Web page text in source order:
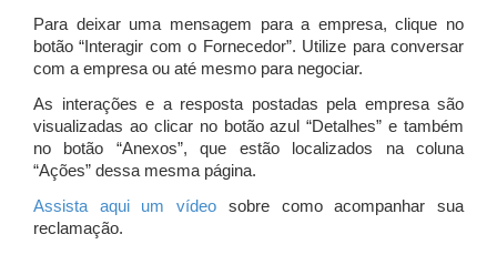
Para deixar uma mensagem para a empresa, clique no
botão “Interagir com o Fornecedor”. Utilize para conversar
com a empresa ou até mesmo para negociar.
As interações e a resposta postadas pela empresa são
visualizadas ao clicar no botão azul “Detalhes” e também
no botão “Anexos”, que estão localizados na coluna
“Ações” dessa mesma página.
Assista aqui um vídeo sobre como acompanhar sua
reclamação.